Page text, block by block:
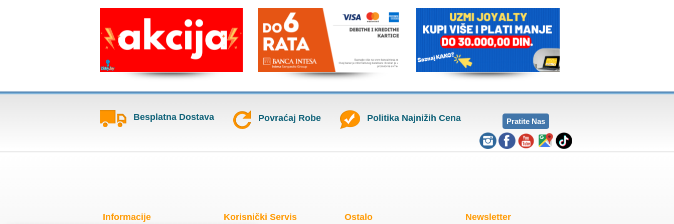
Besplatna Dostava Povraćaj Robe Politika Najnižih Cena Pratite Nas
Informacije Korisnički Servis Ostalo Newsletter